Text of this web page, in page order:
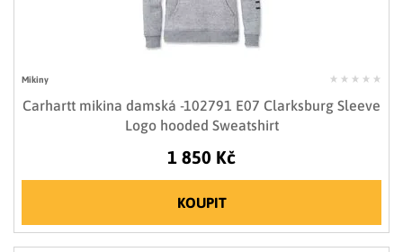
Mikiny
Carhartt mikina damská -102791 E07 Clarksburg Sleeve
Logo hooded Sweatshirt
1 850 Kč
KOUPIT